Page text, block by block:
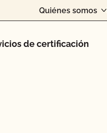
Quiénes somos
de certificación